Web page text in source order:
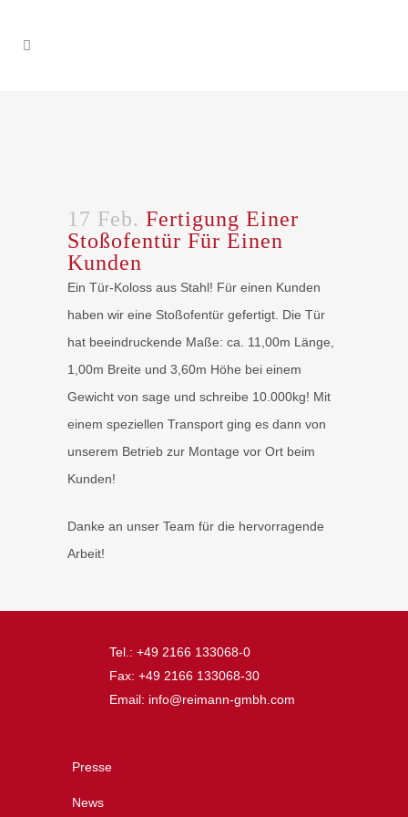
17 Feb. Fertigung Einer
Stoßofentür Für Einen
Kunden
Ein Tür-Koloss aus Stahl! Für einen Kunden
haben wir eine Stoßofentür gefertigt. Die Tür
hat beeindruckende Maße: ca. 11,00m Länge,
1,00m Breite und 3,60m Höhe bei einem
Gewicht von sage und schreibe 10.000kg! Mit
einem speziellen Transport ging es dann von
unserem Betrieb zur Montage vor Ort beim
Kunden!
Danke an unser Team für die hervorragende
Arbeit!
Tel.: +49 2166 133068-0
Fax: +49 2166 133068-30
Email: info@reimann-gmbh.com
Presse
News